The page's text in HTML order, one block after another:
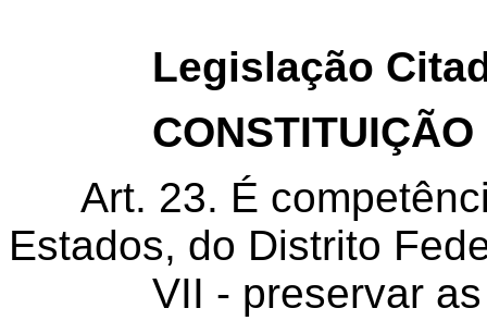
Legislação
Art. 23. É
Estados, do Distrito
VII - preservar as